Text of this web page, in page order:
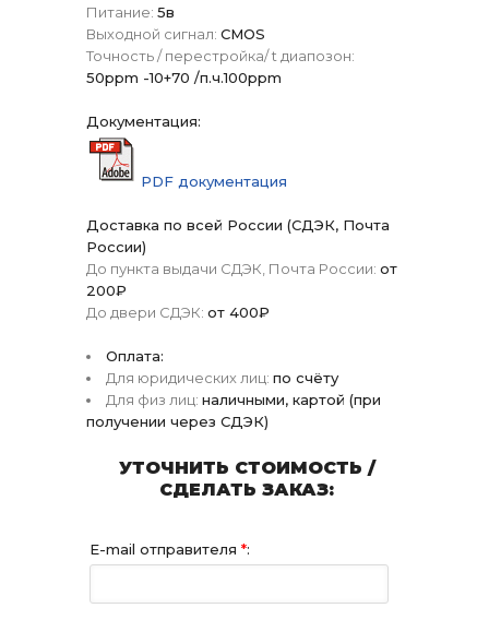
Питание: 5в
Выходной сигнал: CMOS
Точность / перестройка/ t диапозон:
50ppm -10+70 /п.ч.100ppm
Документация:
PDF документация
Доставка по всей России (СДЭК, Почта
России)
До пункта выдачи СДЭК, Почта России: от
200₽
До двери СДЭК: от 400₽
Оплата:
Для юридических лиц: по счёту
Для физ лиц: наличными, картой (при
получении через СДЭК)
УТОЧНИТЬ СТОИМОСТЬ /
СДЕЛАТЬ ЗАКАЗ:
E-mail отправителя *: